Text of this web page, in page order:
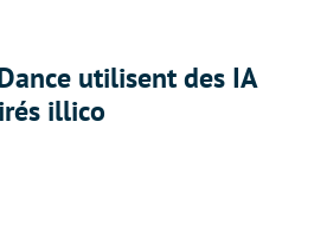
utilisent des IA
illico